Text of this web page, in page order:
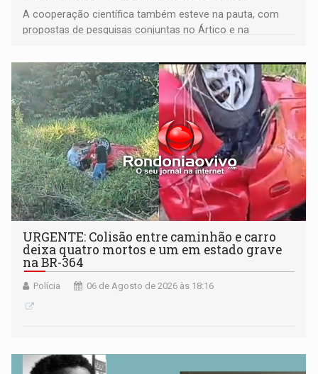
A cooperação científica também esteve na pauta, com
propostas de pesquisas conjuntas no Ártico e na
URGENTE: Colisão entre caminhão e carro
deixa quatro mortos e um em estado grave
na BR-364
Polícia 06 de Agosto de 2026 às 18:16